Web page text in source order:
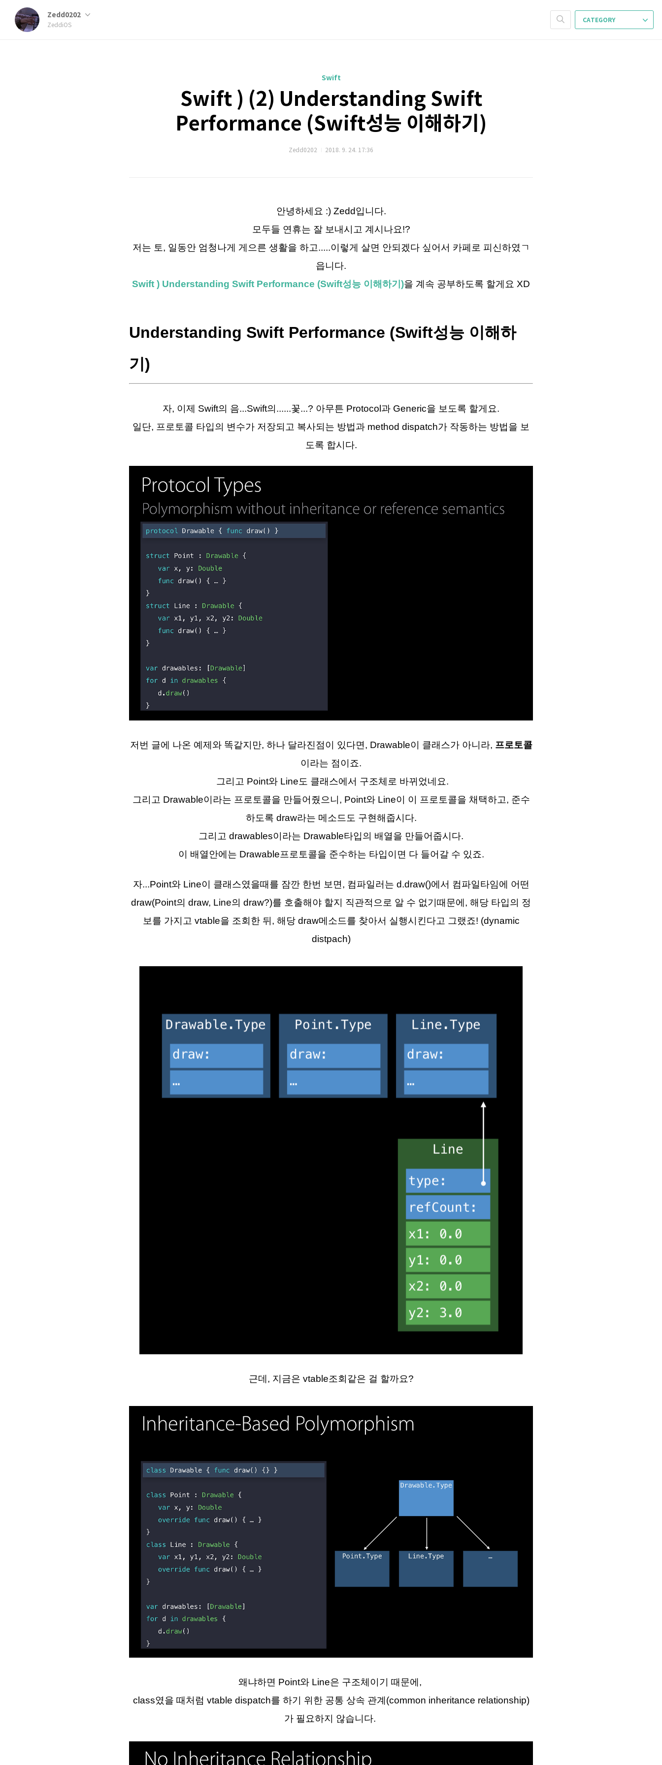
Zedd0202
ZeddiOS
CATEGORY
Swift
Swift ) (2) Understanding Swift
Performance (Swift성능 이해하기)
Zedd0202 2018. 9. 24. 17:36
안녕하세요 :) Zedd입니다.
모두들 연휴는 잘 보내시고 계시나요!?
저는 토, 일동안 엄청나게 게으른 생활을 하고.....이렇게 살면 안되겠다 싶어서 카페로 피신하였ㄱ
읍니다.
Swift ) Understanding Swift Performance (Swift성능 이해하기 )을 계속 공부하도록 할게요 XD
Understanding Swift Performance (Swift성능 이해하
기)
자, 이제 Swift의 음...Swift의......꽃...? 아무튼 Protocol과 Generic을 보도록 할게요.
일단, 프로토콜 타입의 변수가 저장되고 복사되는 방법과 method dispatch가 작동하는 방법을 보
도록 합시다.
저번 글에 나온 예제와 똑같지만, 하나 달라진점이 있다면, Drawable이 클래스가 아니라, 프로토콜
이라는 점이죠.
그리고 Point와 Line도 클래스에서 구조체로 바뀌었네요.
그리고 Drawable이라는 프로토콜을 만들어줬으니, Point와 Line이 이 프로토콜을 채택하고, 준수
하도록 draw라는 메소드도 구현해줍시다.
그리고 drawables이라는 Drawable타입의 배열을 만들어줍시다.
이 배열안에는 Drawable프로토콜을 준수하는 타입이면 다 들어갈 수 있죠.
자...Point와 Line이 클래스였을때를 잠깐 한번 보면, 컴파일러는 d.draw()에서 컴파일타임에 어떤
draw(Point의 draw, Line의 draw?)를 호출해야 할지 직관적으로 알 수 없기때문에, 해당 타입의 정
보를 가지고 vtable을 조회한 뒤, 해당 draw메소드를 찾아서 실행시킨다고 그랬죠! (dynamic
distpach)
근데, 지금은 vtable조회같은 걸 할까요?
왜냐하면 Point와 Line은 구조체이기 때문에,
class였을 때처럼 vtable dispatch를 하기 위한 공통 상속 관계(common inheritance relationship)
가 필요하지 않습니다.